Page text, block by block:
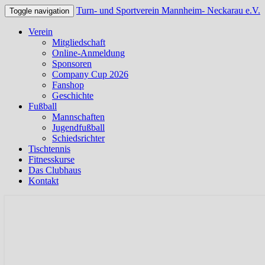
Toggle navigation Turn- und Sportverein Mannheim- Neckarau e.V.
Verein
Mitgliedschaft
Online-Anmeldung
Sponsoren
Company Cup 2026
Fanshop
Geschichte
Fußball
Mannschaften
Jugendfußball
Schiedsrichter
Tischtennis
Fitnesskurse
Das Clubhaus
Kontakt